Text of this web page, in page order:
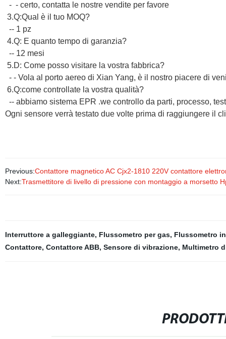
- - certo, contatta le nostre vendite per favore
3.Q:Qual è il tuo MOQ?
-- 1 pz
4.Q: E quanto tempo di garanzia?
-- 12 mesi
5.D: Come posso visitare la vostra fabbrica?
- - Vola al porto aereo di Xian Yang, è il nostro piacere di
6.Q:come controllate la vostra qualità?
-- abbiamo sistema EPR .we controllo da parti, processo,
Ogni sensore verrà testato due volte prima di raggiungere il
Previous:Contattore magnetico AC Cjx2-1810 220V contattore
Next:Trasmettitore di livello di pressione con montaggio a morsetto
Interruttore a galleggiante, Flussometro per gas, Flussometro
Contattore, Contattore ABB, Sensore di vibrazione, Multimetro